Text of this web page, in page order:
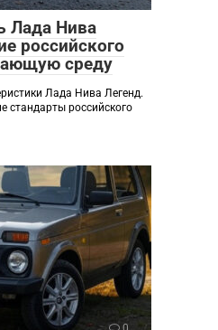
Лада Нива
российского
среду
Лада Нива Легенд.
стандарты российского